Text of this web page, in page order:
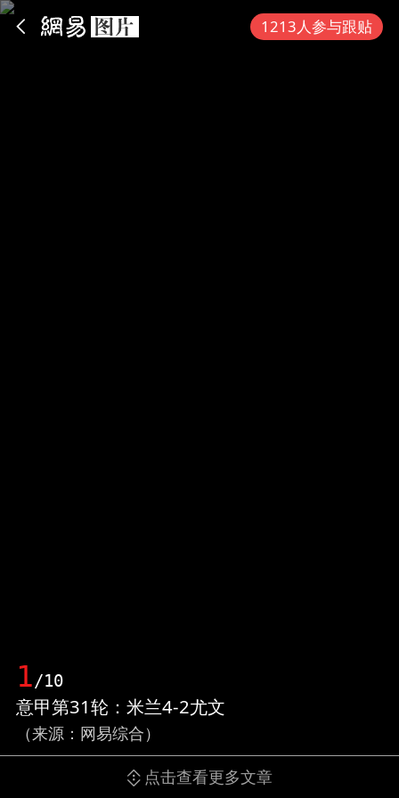
1213人参与跟贴
1/10
意甲第31轮：米兰4-2尤文
（来源：网易综合）
点击查看更多文章
App内打开